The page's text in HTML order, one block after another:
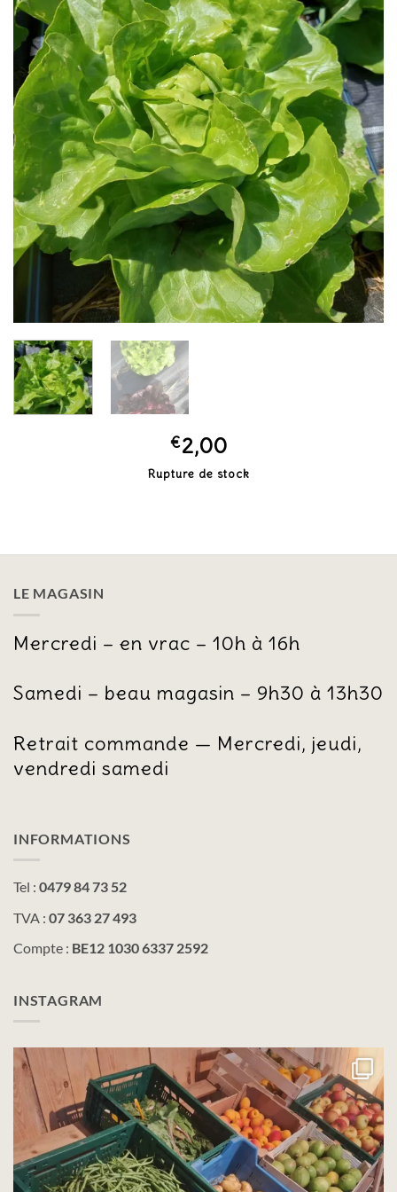
€2,00
Rupture de stock
LE MAGASIN
Mercredi – en vrac – 10h à 16h
Samedi – beau magasin – 9h30 à 13h30
Retrait commande — Mercredi, jeudi,
vendredi samedi
INFORMATIONS
Tel : 0479 84 73 52
TVA : 07 363 27 493
Compte : BE12 1030 6337 2592
INSTAGRAM